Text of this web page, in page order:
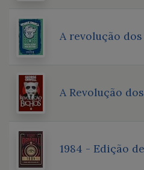
A revolução
A Revolução
1984 - Edição